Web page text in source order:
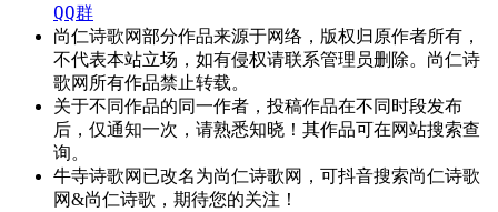
QQ群
尚仁诗歌网部分作品来源于网络，版权归原作者所有，
不代表本站立场，如有侵权请联系管理员删除。尚仁诗
歌网所有作品禁止转载。
关于不同作品的同一作者，投稿作品在不同时段发布
后，仅通知一次，请熟悉知晓！其作品可在网站搜索查
询。
牛寺诗歌网已改名为尚仁诗歌网，可抖音搜索尚仁诗歌
网&尚仁诗歌，期待您的关注！